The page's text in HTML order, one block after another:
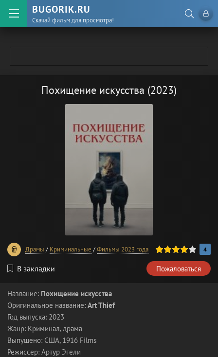
BUGORIK.RU
Скачай фильм для просмотра!
Похищение искусства (2023)
Драмы / Криминальные /Фильмы 2023 года
80 1 2 3 4 5 4
В закладки Пожаловаться
Название: Похищение искусства
Оригинальное название: Art Thief
Год выпуска: 2023
Жанр: Криминал, драма
Выпущено: США, 1916 Films
Режиссер: Артур Эгели